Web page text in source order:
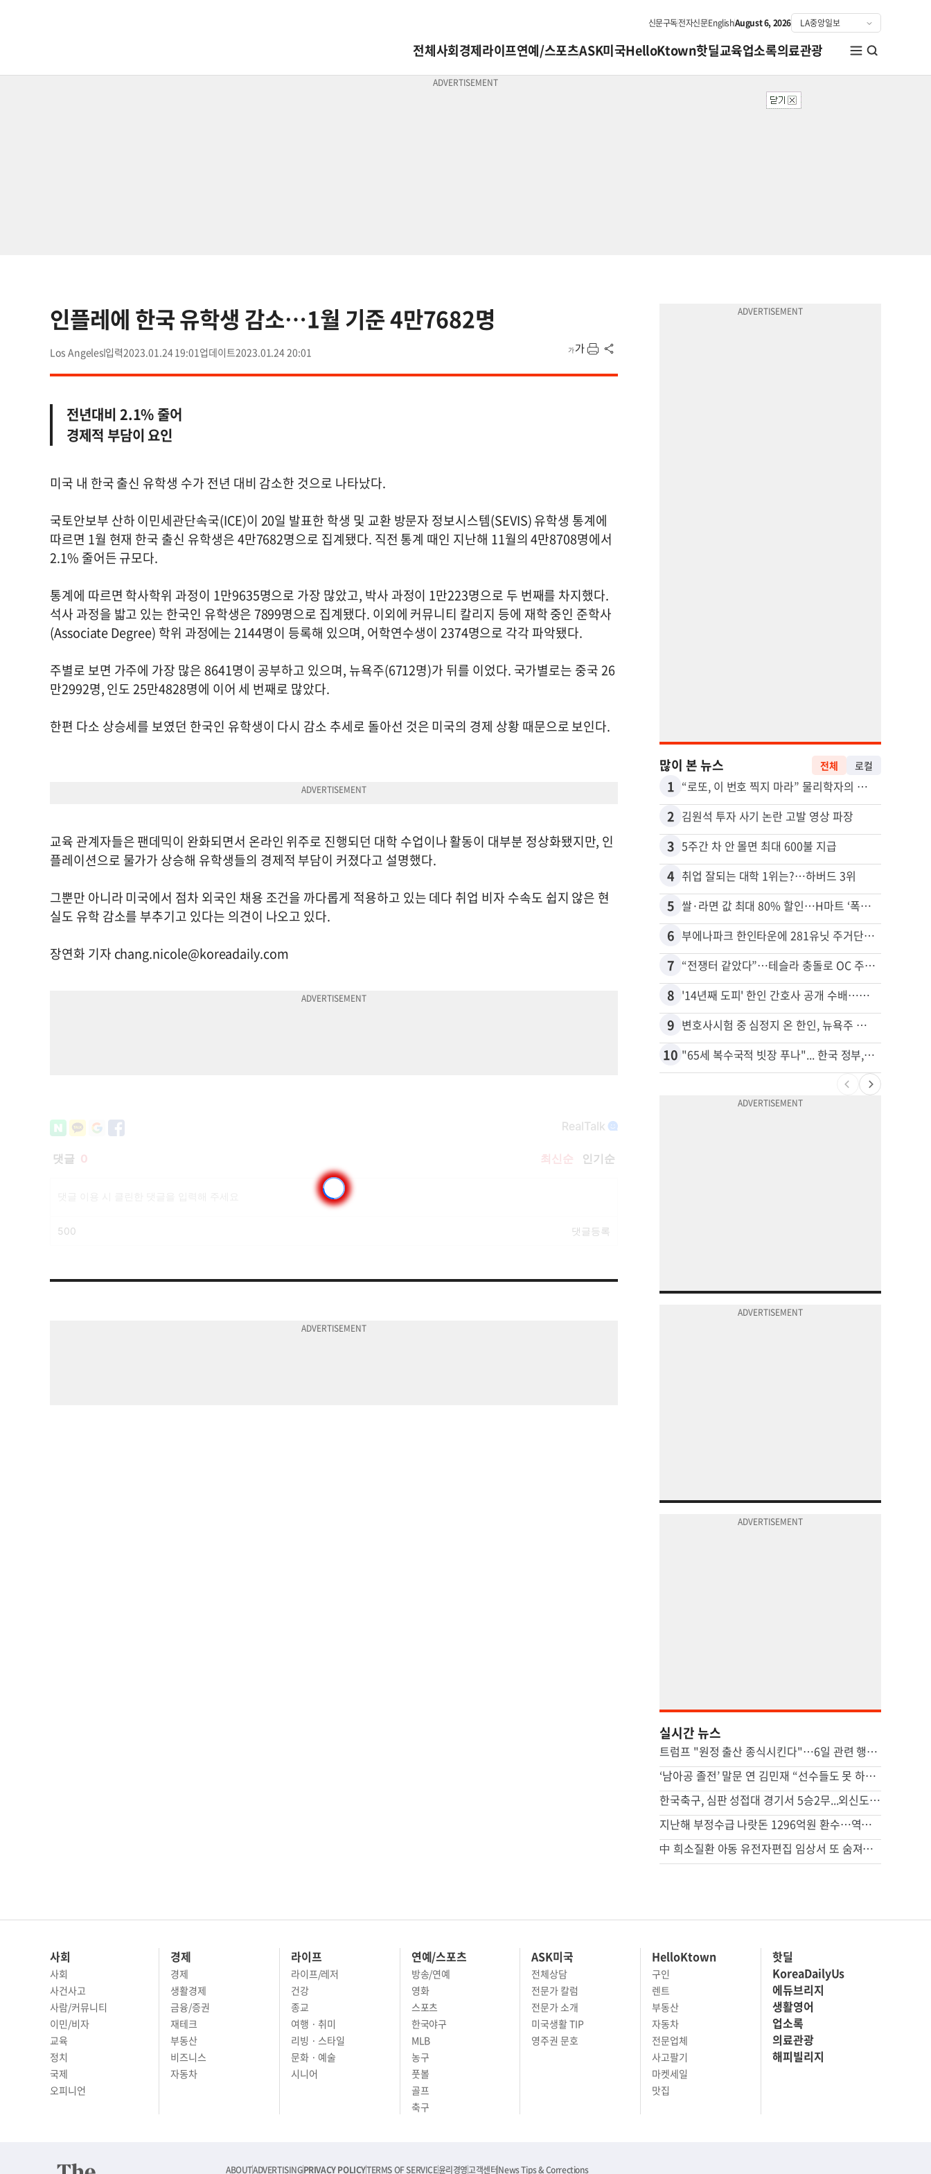
신문구독전자신문EnglishAugust 6, 2026
전체사회경제라이프연예/스포츠ASK미국HelloKtown핫딜교육업소록의료관광
인플레에 한국 유학생 감소…1월 기준 4만7682명
Los Angeles 2023.01.24 19:01 2023.01.24 20:01
전년대비 2.1% 줄어
경제적 부담이 요인
미국 내 한국 출신 유학생 수가 전년 대비 감소한 것으로 나타났다.
국토안보부 산하 이민세관단속국(ICE)이 20일 발표한 학생 및 교환 방문자 정보시스템(SEVIS) 유학생 통계에
따르면 1월 현재 한국 출신 유학생은 4만7682명으로 집계됐다. 직전 통계 때인 지난해 11월의 4만8708명에서
2.1% 줄어든 규모다.
통계에 따르면 학사학위 과정이 1만9635명으로 가장 많았고, 박사 과정이 1만223명으로 두 번째를 차지했다.
석사 과정을 밟고 있는 한국인 유학생은 7899명으로 집계됐다. 이외에 커뮤니티 칼리지 등에 재학 중인 준학사
(Associate Degree) 학위 과정에는 2144명이 등록해 있으며, 어학연수생이 2374명으로 각각 파악됐다.
주별로 보면 가주에 가장 많은 8641명이 공부하고 있으며, 뉴욕주(6712명)가 뒤를 이었다. 국가별로는 중국 26
만2992명, 인도 25만4828명에 이어 세 번째로 많았다.
한편 다소 상승세를 보였던 한국인 유학생이 다시 감소 추세로 돌아선 것은 미국의 경제 상황 때문으로 보인다.
교육 관계자들은 팬데믹이 완화되면서 온라인 위주로 진행되던 대학 수업이나 활동이 대부분 정상화됐지만, 인
플레이션으로 물가가 상승해 유학생들의 경제적 부담이 커졌다고 설명했다.
그뿐만 아니라 미국에서 점차 외국인 채용 조건을 까다롭게 적용하고 있는 데다 취업 비자 수속도 쉽지 않은 현
실도 유학 감소를 부추기고 있다는 의견이 나오고 있다.
장연화 기자 chang.nicole@koreadaily.com
많이 본 뉴스 전체 로컬
1 “로또, 이 번호 찍지 마라” 물리학자의 당첨금 높이는 비밀
2 김원석 투자 사기 논란 고발 영상 파장
3 5주간 차 안 몰면 최대 600불 지급
4 취업 잘되는 대학 1위는?…하버드 3위
5 쌀·라면 값 최대 80% 할인…H마트 ‘폭탄 세일’
6 부에나파크 한인타운에 281유닛 주거단지 들어선다
7 “전쟁터 같았다”…테슬라 충돌로 OC 주택 4채 파손
8 '14년째 도피' 한인 간호사 공개 수배…메디케어 사기 유죄
9 변호사시험 중 심정지 온 한인, 뉴욕주 제소
10 "65세 복수국적 빗장 푸나"... 한국 정부, 연령 완화 전면 추진
실시간 뉴스
트럼프 "원정 출산 종식시킨다"…6일 관련 행정명령에 서명
‘남아공 졸전’ 말문 연 김민재 “선수들도 못 하기는 했다”
한국축구, 심판 성접대 경기서 5승2무...외신도 보도 ‘국제 망신’
지난해 부정수급 나랏돈 1296억원 환수…역대 최대 규모
中 희소질환 아동 유전자편집 임상서 또 숨져…안전성 논란 확산
사회
사회
사건사고
사람/커뮤니티
이민/비자
교육
정치
국제
오피니언
경제
경제
생활경제
금융/증권
재테크
부동산
비즈니스
자동차
라이프
라이프/레저
건강
종교
여행 · 취미
리빙 · 스타일
문화 · 예술
시니어
연예/스포츠
방송/연예
영화
스포츠
한국야구
MLB
농구
풋볼
골프
축구
ASK미국
전체상담
전문가 칼럼
전문가 소개
미국생활 TIP
영주권 문호
HelloKtown
구인
렌트
부동산
자동차
전문업체
사고팔기
마켓세일
맛집
핫딜
KoreaDailyUs
에듀브리지
생활영어
업소록
의료관광
해피빌리지
ABOUTADVERTISINGPRIVACY POLICYTERMS OF SERVICE윤리경영고객센터News Tips & Corrections